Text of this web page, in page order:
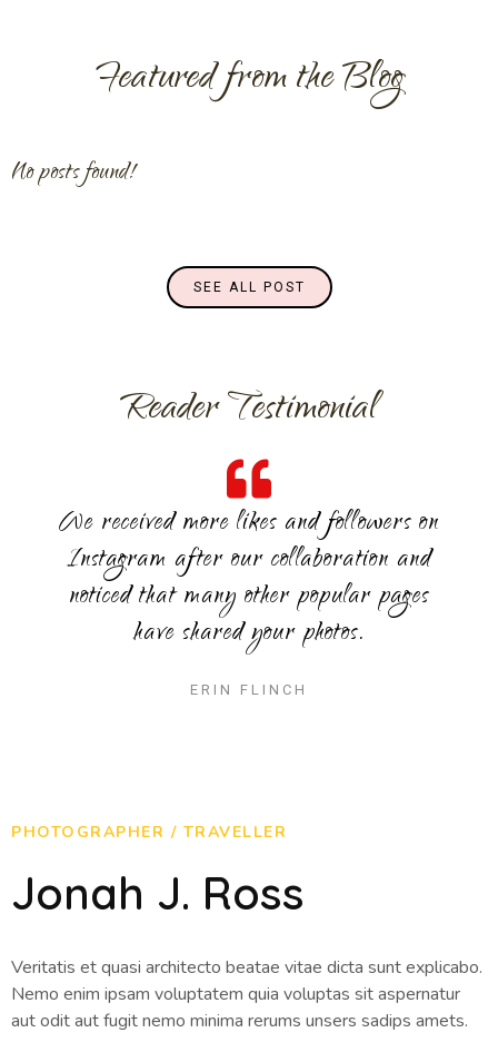
Featured from the Blog
No posts found!
SEE ALL POST
Reader Testimonial
We received more likes and followers on
Instagram after our collaboration and
noticed that many other popular pages
have shared your photos.
ERIN FLINCH
PHOTOGRAPHER / TRAVELLER
Jonah J. Ross
Veritatis et quasi architecto beatae vitae dicta sunt explicabo.
Nemo enim ipsam voluptatem quia voluptas sit aspernatur
aut odit aut fugit nemo minima rerums unsers sadips amets.